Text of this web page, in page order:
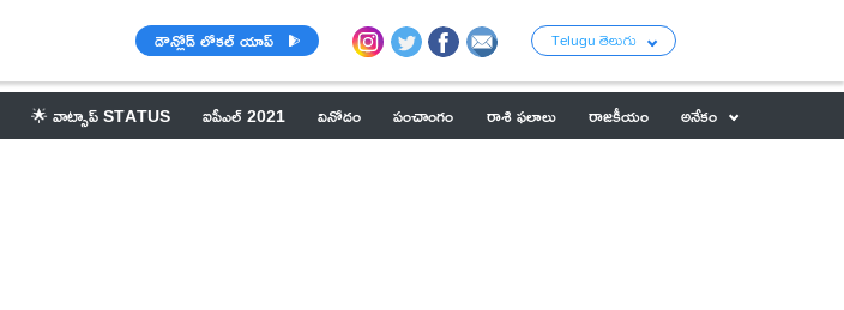
డౌన్లోడ్ లోకల్ యాప్ Telugu తెలుగు
🌟 వాట్సాప్ STATUS ఐపీఎల్ 2021 వినోదం పంచాంగం రాశి ఫలాలు రాజకీయం
అనేకం